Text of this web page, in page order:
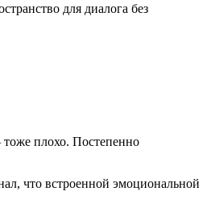
для диалога без
плохо. Постепенно
что встроенной эмоциональной